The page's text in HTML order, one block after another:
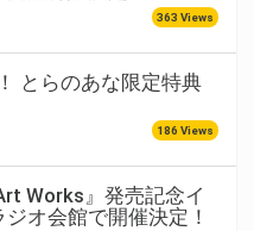
363 Views
とらのあな限定特典
186 Views
Works』発売記念イ
オ会館で開催決定！